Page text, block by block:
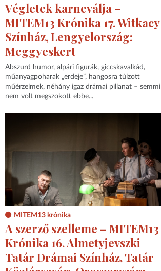
Végletek karneválja –
MITEM13 Krónika 17. Witkacy
Színház, Lengyelország:
Meggyeskert
Abszurd humor, alpári figurák, giccskavalkád,
műanyagpoharak „erdeje”, hangosra túlzott
műérzelmek, néhány igaz drámai pillanat – semmi
nem volt megszokott ebbe...
MITEM13 krónika
A szerző szelleme – MITEM13
Krónika 16. Almetyjevszki
Tatár Drámai Színház, Tatár